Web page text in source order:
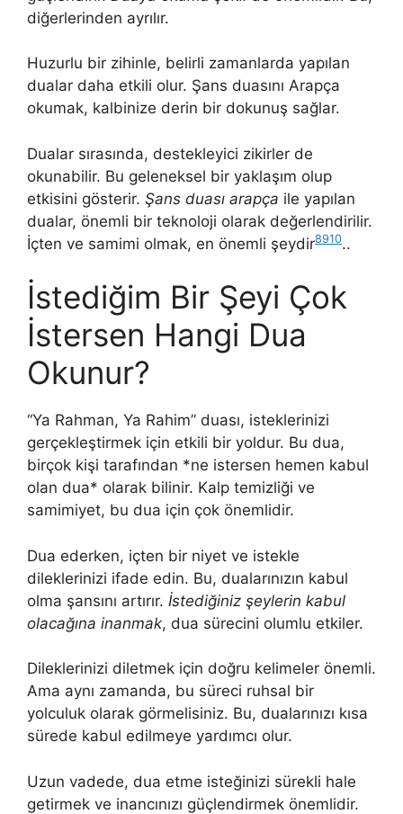
diğerlerinden ayrılır.
Huzurlu bir zihinle, belirli zamanlarda yapılan
dualar daha etkili olur. Şans duasını Arapça
okumak, kalbinize derin bir dokunuş sağlar.
Dualar sırasında, destekleyici zikirler de
okunabilir. Bu geleneksel bir yaklaşım olup
etkisini gösterir. Şans duası arapça ile yapılan
dualar, önemli bir teknoloji olarak değerlendirilir.
İçten ve samimi olmak, en önemli şeydir8910..
İstediğim Bir Şeyi Çok
İstersen Hangi Dua
Okunur?
“Ya Rahman, Ya Rahim” duası, isteklerinizi
gerçekleştirmek için etkili bir yoldur. Bu dua,
birçok kişi tarafından *ne istersen hemen kabul
olan dua* olarak bilinir. Kalp temizliği ve
samimiyet, bu dua için çok önemlidir.
Dua ederken, içten bir niyet ve istekle
dileklerinizi ifade edin. Bu, dualarınızın kabul
olma şansını artırır. İstediğiniz şeylerin kabul
olacağına inanmak, dua sürecini olumlu etkiler.
Dileklerinizi diletmek için doğru kelimeler önemli.
Ama aynı zamanda, bu süreci ruhsal bir
yolculuk olarak görmelisiniz. Bu, dualarınızı kısa
sürede kabul edilmeye yardımcı olur.
Uzun vadede, dua etme isteğinizi sürekli hale
getirmek ve inancınızı güçlendirmek önemlidir.